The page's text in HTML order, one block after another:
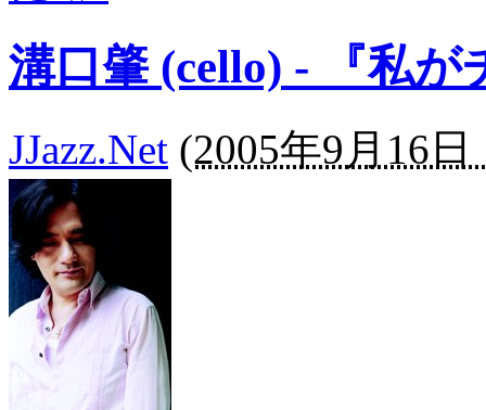
溝口肇 (cello) - 『私
JJazz.Net (2005年9月16日